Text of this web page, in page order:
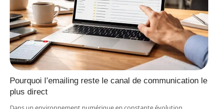
Pourquoi l’emailing reste le canal de communication le
plus direct